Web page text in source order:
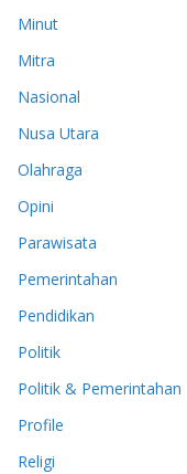
Minut
Mitra
Nasional
Nusa Utara
Olahraga
Opini
Parawisata
Pemerintahan
Pendidikan
Politik
Politik & Pemerintahan
Profile
Religi